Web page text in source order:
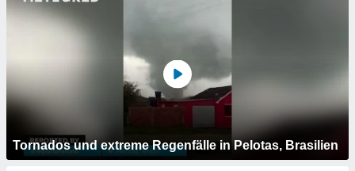
Tornados und extreme Regenfälle in Pelotas, Brasilien